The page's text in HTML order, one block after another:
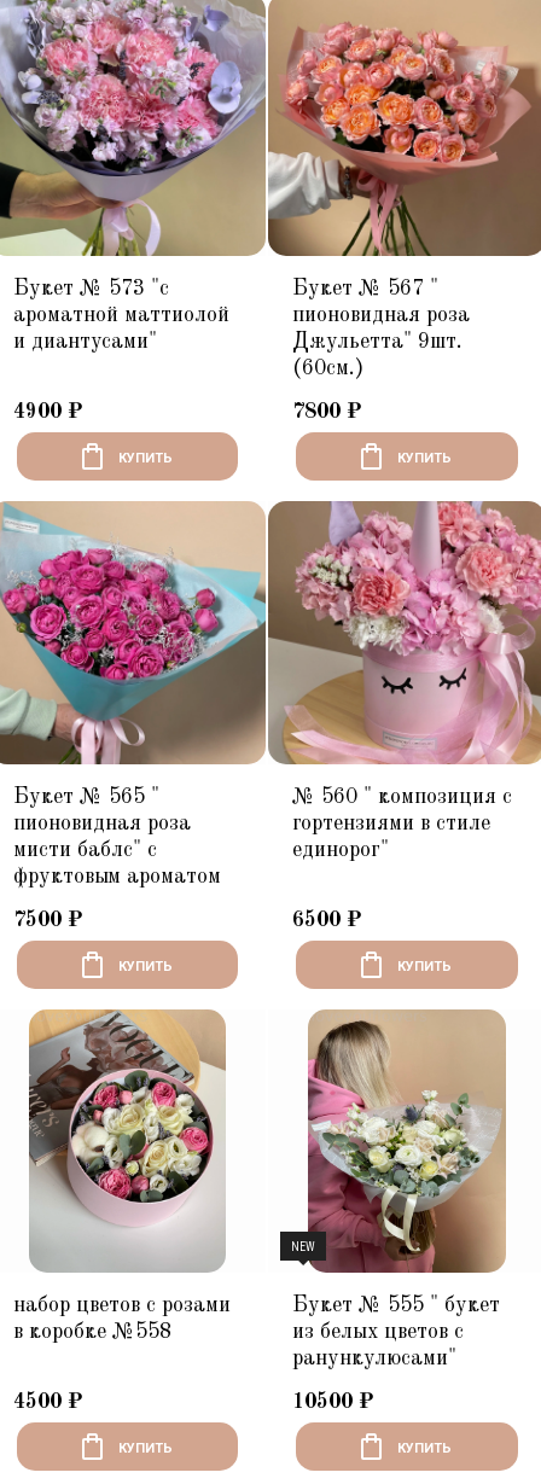
Букет № 573 "с
ароматной маттиолой
и диантусами"
4900 ₽
КУПИТЬ
Букет № 567 "
пионовидная роза
Джульетта" 9шт.
(60см.)
7800 ₽
КУПИТЬ
Букет № 565 "
пионовидная роза
мисти баблс" с
фруктовым ароматом
7500 ₽
КУПИТЬ
№ 560 " композиция с
гортензиями в стиле
единорог"
6500 ₽
КУПИТЬ
набор цветов с розами
в коробке №558
4500 ₽
КУПИТЬ
NEW
Букет № 555 " букет
из белых цветов с
ранункулюсами"
10500 ₽
КУПИТЬ